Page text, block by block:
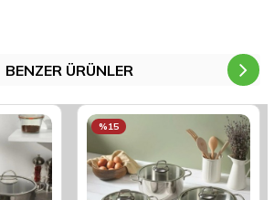
BENZER ÜRÜNLER
%15